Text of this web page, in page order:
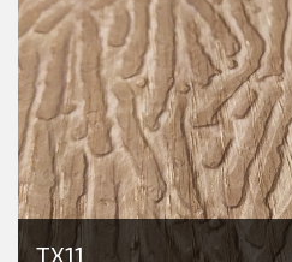
TX11